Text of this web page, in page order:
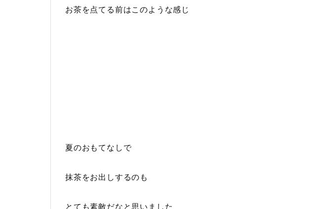
お茶を点てる前はこのような感じ
夏のおもてなしで
抹茶をお出しするのも
とても素敵だなと思いました